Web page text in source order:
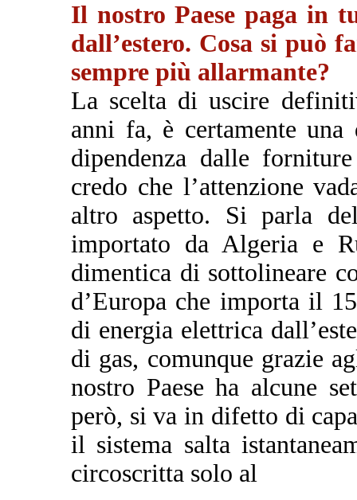
Il nostro Paese paga in
dall’estero. Cosa si può
sempre più allarmante?
La scelta di uscire
anni fa, è certamente
dipendenza dalle
credo che l’attenzione
altro aspetto. Si parla
importato da Algeria e
dimentica di sottolineare
d’Europa che importa il
di energia elettrica
di gas, comunque grazie
nostro Paese ha alcune
però, si va in difetto di
il sistema salta
circoscritta solo al